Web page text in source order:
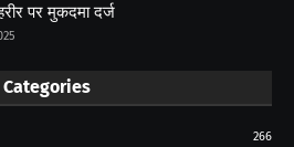
पर मुकदमा दर्ज
Categories
266